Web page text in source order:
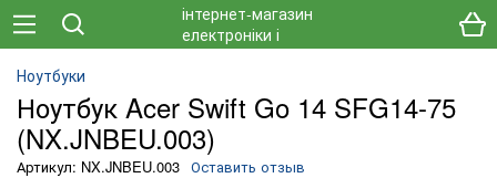
Ноутбуки
Ноутбук Acer Swift Go 14 SFG14-75
(NX.JNBEU.003)
Артикул: NX.JNBEU.003 Оставить отзыв